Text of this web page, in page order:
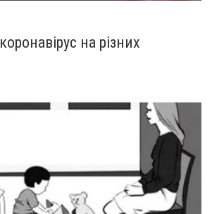
на різних